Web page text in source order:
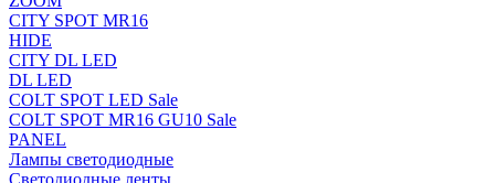
CITY SPOT MR16
HIDE
CITY DL LED
DL LED
COLT SPOT LED Sale
COLT SPOT MR16 GU10 Sale
PANEL
Лампы светодиодные
Светодиодные ленты